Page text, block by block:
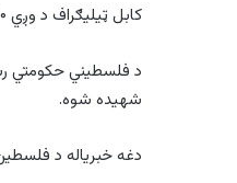
کابل ټیلیګراف د وږي ۱۰مه ۱۴۰۴ لمریز کال
د فلسطیني حکومتي
شهیده شوه.
دغه خبریاله د